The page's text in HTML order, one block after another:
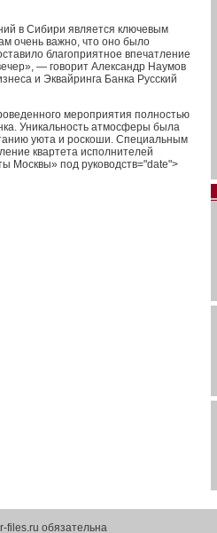
в Сибири является ключевым
очень важно, что оно было
благоприятное впечатление
— говорит Александр Наумов
и Эквайринга Банка Русский
мероприятия полностью
Уникальность атмосферы была
уюта и роскоши. Специальным
квартета исполнителей
Москвы» под руководств="date">
files.ru обязательна